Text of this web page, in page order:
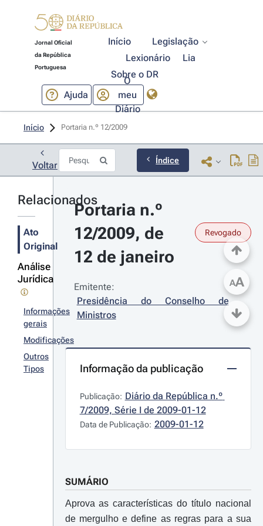
Jornal Oficial
da República
Portuguesa
Início
Legislação
Lexionário
Lia
Sobre o DR
Ajuda
O
meu
Diário
Início Portaria n.º 12/2009
Voltar Índice
Relacionados
Ato
Original
Análise
Jurídica
Informações
gerais
Modificações
Outros
Tipos
Portaria n.º
12/2009, de
12 de janeiro
Revogado
Emitente:
Presidência do Conselho de
Ministros
Informação da publicação
Publicação: Diário da República n.º
7/2009, Série I de 2009-01-12
Data de Publicação: 2009-01-12
SUMÁRIO
Aprova as características do título nacional
de mergulho e define as regras para a sua
AA